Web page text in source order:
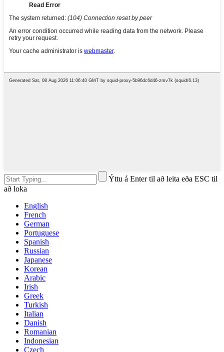
Ýttu á Enter til að leita eða ESC til
að loka
English
French
German
Portuguese
Spanish
Russian
Japanese
Korean
Arabic
Irish
Greek
Turkish
Italian
Danish
Romanian
Indonesian
Czech